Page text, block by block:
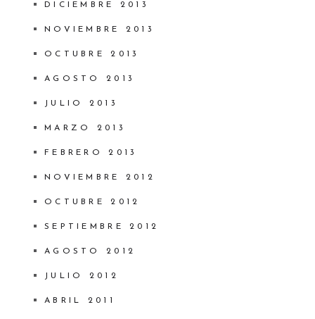
DICIEMBRE 2013
NOVIEMBRE 2013
OCTUBRE 2013
AGOSTO 2013
JULIO 2013
MARZO 2013
FEBRERO 2013
NOVIEMBRE 2012
OCTUBRE 2012
SEPTIEMBRE 2012
AGOSTO 2012
JULIO 2012
ABRIL 2011